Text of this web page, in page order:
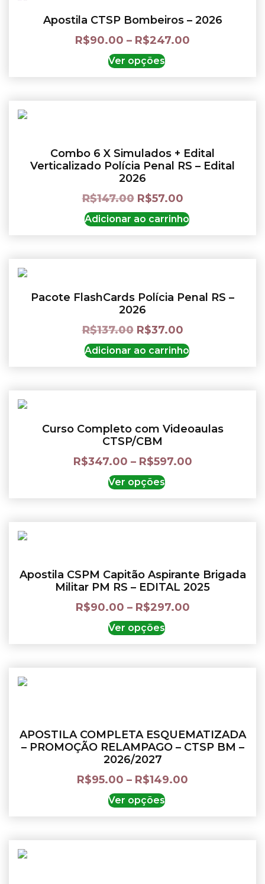
Apostila CTSP Bombeiros – 2026
R$90.00 – R$247.00
Ver opções
Combo 6 X Simulados + Edital
Verticalizado Polícia Penal RS – Edital
2026
R$147.00 R$57.00
Adicionar ao carrinho
Pacote FlashCards Polícia Penal RS –
2026
R$137.00 R$37.00
Adicionar ao carrinho
Curso Completo com Videoaulas
CTSP/CBM
R$347.00 – R$597.00
Ver opções
Apostila CSPM Capitão Aspirante Brigada
Militar PM RS – EDITAL 2025
R$90.00 – R$297.00
Ver opções
APOSTILA COMPLETA ESQUEMATIZADA
– PROMOÇÃO RELAMPAGO – CTSP BM –
2026/2027
R$95.00 – R$149.00
Ver opções